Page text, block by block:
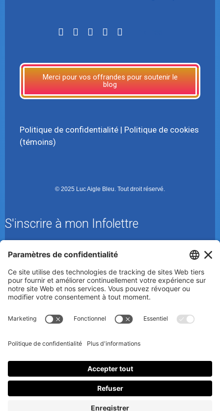
Merci pour vos offrandes pour soutenir le
blog
Politique de confidentialité | Politique de cookies
(témoins)
© 2025 Luc Aigle Bleu. Tout droit réservé.
S'inscrire à mon Infolettre
En m’inscrivant à l’infolettre, j’accepte
confidentialité.